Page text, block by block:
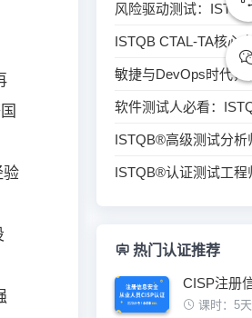
验
热门认证推荐
课时：5天